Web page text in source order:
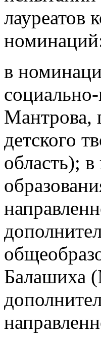
лауреатов
в
Мантрова,
детского
область);
Балашиха